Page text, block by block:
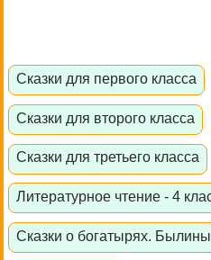
Сказки для первого класса
Сказки для второго класса
Сказки для третьего класса
Литературное чтение - 4
Сказки о богатырях. Былины